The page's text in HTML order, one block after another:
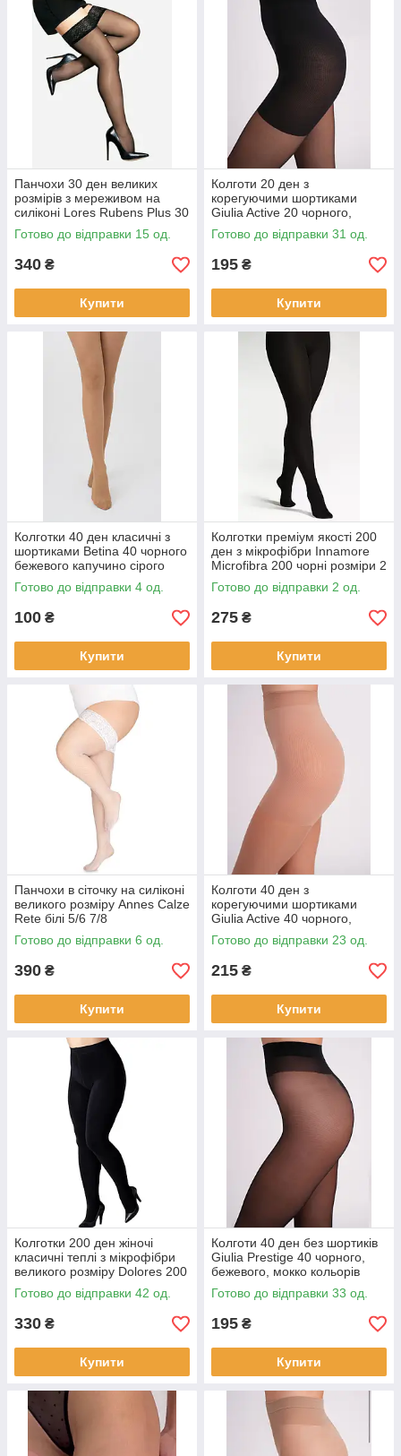
Панчохи 30 ден великих
розмірів з мереживом на
силіконі Lores Rubens Plus 30
чорного і бежевого кольорів
розміри 5/6 7/8
Готово до відправки 15 од.
340 ₴
Купити
Колготи 20 ден з
корегуючими шортиками
Giulia Active 20 чорного,
бежевого, мокко кольорів
розмір 6
Готово до відправки 31 од.
195 ₴
Купити
Колготки 40 ден класичні з
шортиками Betina 40 чорного
бежевого капучино сірого
кольорів розмір 6
Готово до відправки 4 од.
100 ₴
Купити
Колготки преміум якості 200
ден з мікрофібри Innamore
Microfibra 200 чорні розміри 2
3 4 5
Готово до відправки 2 од.
275 ₴
Купити
Панчохи в сіточку на силіконі
великого розміру Annes Calze
Rete білі 5/6 7/8
Готово до відправки 6 од.
390 ₴
Купити
Колготи 40 ден з
корегуючими шортиками
Giulia Active 40 чорного,
бежевого, мокко кольорів
розмір 6
Готово до відправки 23 од.
215 ₴
Купити
Колготки 200 ден жіночі
класичні теплі з мікрофібри
великого розміру Dolores 200
чорні 6 розмір
Готово до відправки 42 од.
330 ₴
Купити
Колготи 40 ден без шортиків
Giulia Prestige 40 чорного,
бежевого, мокко кольорів
розмір 6
Готово до відправки 33 од.
195 ₴
Купити